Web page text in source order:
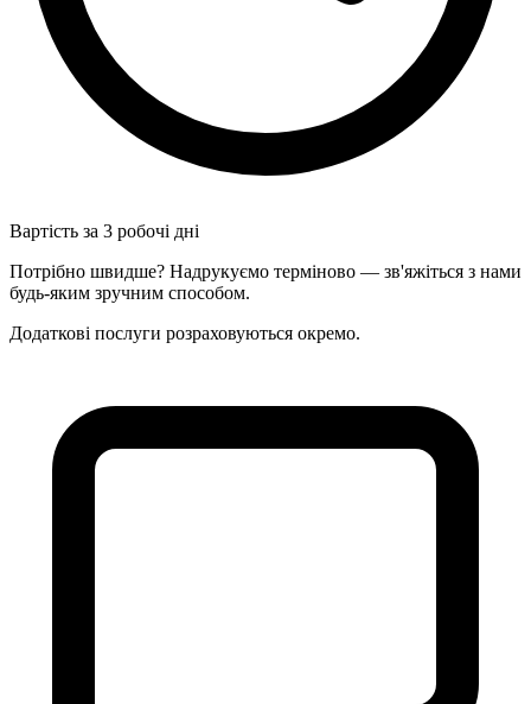
Вартість за 3 робочі дні
Потрібно швидше? Надрукуємо терміново — зв'яжіться з нами
будь-яким зручним способом.
Додаткові послуги розраховуються окремо.